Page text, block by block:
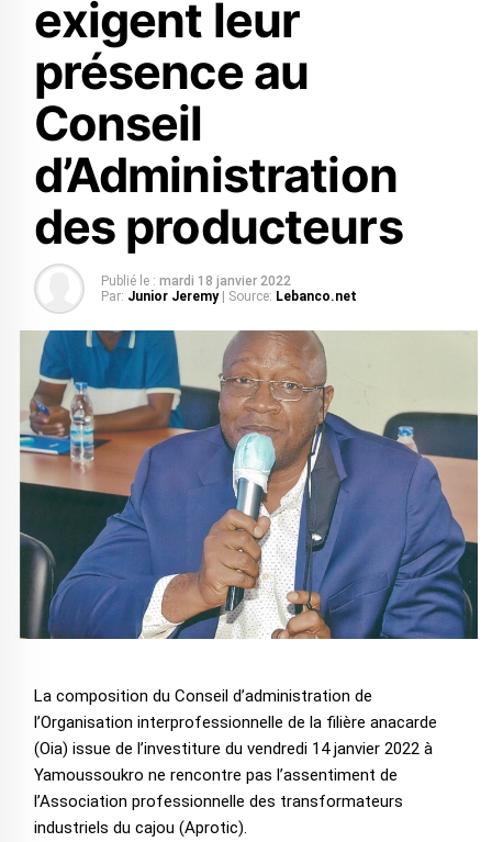
exigent leur
présence au
Conseil
d’Administration
des producteurs
Publié le : mardi 18 janvier 2022
Par: Junior Jeremy | Source: Lebanco.net
La composition du Conseil d’administration de
l’Organisation interprofessionnelle de la filière anacarde
(Oia) issue de l’investiture du vendredi 14 janvier 2022 à
Yamoussoukro ne rencontre pas l’assentiment de
l’Association professionnelle des transformateurs
industriels du cajou (Aprotic).